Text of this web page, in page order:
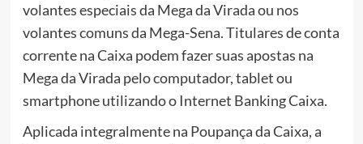
volantes especiais da Mega da Virada ou nos
volantes comuns da Mega-Sena. Titulares de conta
corrente na Caixa podem fazer suas apostas na
Mega da Virada pelo computador, tablet ou
smartphone utilizando o Internet Banking Caixa.
Aplicada integralmente na Poupança da Caixa, a